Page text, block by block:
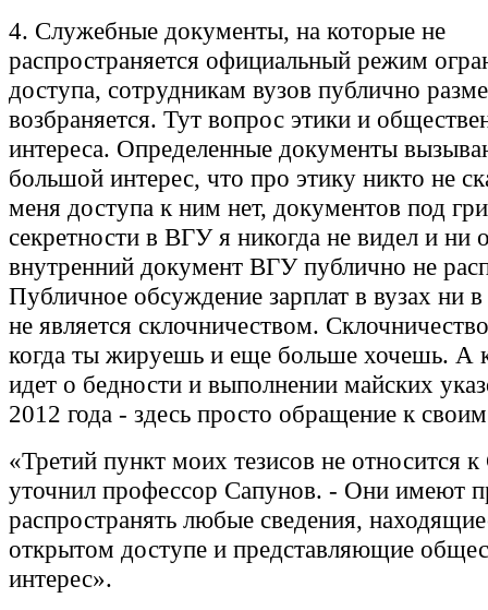
4. Служебные документы, на которые не
распространяется официальный режим
доступа, сотрудникам вузов публично
возбраняется. Тут вопрос этики и
интереса. Определенные документы
большой интерес, что про этику никто не
меня доступа к ним нет, документов под
секретности в ВГУ я никогда не видел и ни
внутренний документ ВГУ публично не
Публичное обсуждение зарплат в вузах ни
не является склочничеством.
когда ты жируешь и еще больше хочешь. А
идет о бедности и выполнении майских
2012 года - здесь просто обращение к
«Третий пункт моих тезисов не относится
уточнил профессор Сапунов. - Они имеют
распространять любые сведения,
открытом доступе и представляющие
интерес».